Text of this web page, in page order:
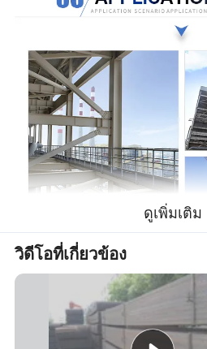
ดูเพิ่มเติม
วิดีโอที่เกี่ยวข้อง